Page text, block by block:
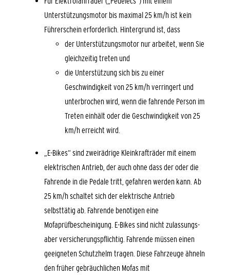
Unterstützungsmotor bis maximal 25 km/h ist kein
Führerschein erforderlich. Hintergrund ist, dass
der Unterstützungsmotor nur arbeitet, wenn Sie
gleichzeitig treten und
die Unterstützung sich bis zu einer
Geschwindigkeit von 25 km/h verringert und
unterbrochen wird, wenn die fahrende Person im
Treten einhält oder die Geschwindigkeit von 25
km/h erreicht wird.
„E-Bikes“ sind zweirädrige Kleinkrafträder mit einem
elektrischen Antrieb, der auch ohne dass der oder die
Fahrende in die Pedale tritt, gefahren werden kann. Ab
25 km/h schaltet sich der elektrische Antrieb
selbsttätig ab. Fahrende benötigen eine
Mofaprüfbescheinigung. E-Bikes sind nicht zulassungs-
aber versicherungspflichtig. Fahrende müssen einen
geeigneten Schutzhelm tragen. Diese Fahrzeuge ähneln
den früher gebräuchlichen Mofas mit